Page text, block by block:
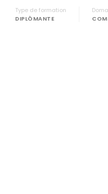
Type de formation
DIPLÔMANTE